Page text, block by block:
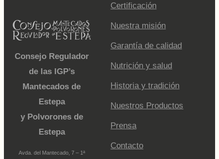
Consejo Regulador
de las IGP’s
Mantecados de
Estepa
y Polvorones de
Estepa
Avda. del Mantecado, 7 – 1ª
Certificación
Nuestra misión
Garantía de calidad
Nutrición y salud
Historia y tradición
Nuestros Productos
Prensa
Contacto